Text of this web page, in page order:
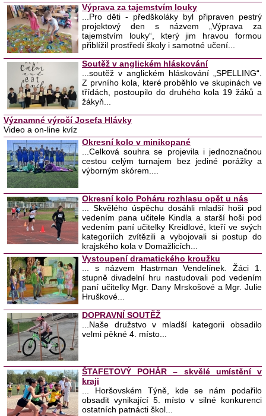
Výprava za tajemstvím louky
...Pro děti - předškoláky byl připraven pestrý
projektový den s názvem „Výprava za
tajemstvím louky“, který jim hravou formou
přiblížil prostředí školy i samotné učení...
Soutěž v anglickém hláskování
...soutěž v anglickém hláskování „SPELLING“.
Z prvního kola, které proběhlo ve skupinách ve
třídách, postoupilo do druhého kola 19 žáků a
žákyň...
Významné výročí Josefa Hlávky
Video a on-line kvíz
Okresní kolo v minikopané
...Celková souhra se projevila i jednoznačnou
cestou celým turnajem bez jediné porážky a
výborným skórem....
Okresní kolo Poháru rozhlasu opět u nás
... Skvělého úspěchu dosáhli mladší hoši pod
vedením pana učitele Kindla a starší hoši pod
vedením paní učitelky Kreidlové, kteří ve svých
kategoriích zvítězili a vybojovali si postup do
krajského kola v Domažlicích...
Vystoupení dramatického kroužku
... s názvem Hastrman Vendelínek. Žáci 1.
stupně divadelní hru nastudovali pod vedením
paní učitelky Mgr. Dany Mrskošové a Mgr. Julie
Hruškové...
DOPRAVNÍ SOUTĚŽ
...Naše družstvo v mladší kategorii obsadilo
velmi pěkné 4. místo...
ŠTAFETOVÝ POHÁR – skvělé umístění v
kraji
... Horšovském Týně, kde se nám podařilo
obsadit vynikající 5. místo v silné konkurenci
ostatních patnácti škol...